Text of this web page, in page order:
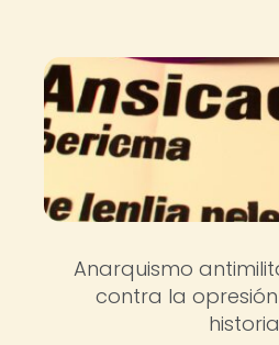
Anarquismo
contra la